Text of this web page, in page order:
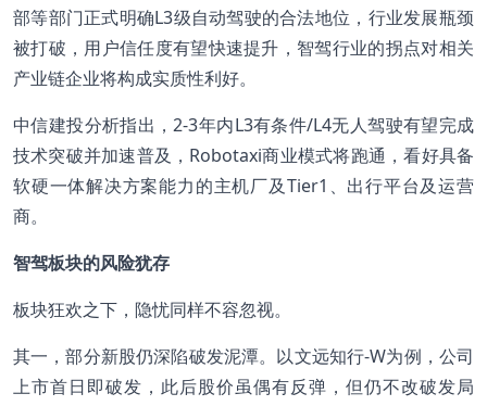
部等部门正式明确L3级自动驾驶的合法地位，行业发展瓶颈
被打破，用户信任度有望快速提升，智驾行业的拐点对相关
产业链企业将构成实质性利好。
中信建投分析指出，2-3年内L3有条件/L4无人驾驶有望完成
技术突破并加速普及，Robotaxi商业模式将跑通，看好具备
软硬一体解决方案能力的主机厂及Tier1、出行平台及运营
商。
智驾板块的风险犹存
板块狂欢之下，隐忧同样不容忽视。
其一，部分新股仍深陷破发泥潭。以文远知行-W为例，公司
上市首日即破发，此后股价虽偶有反弹，但仍不改破发局